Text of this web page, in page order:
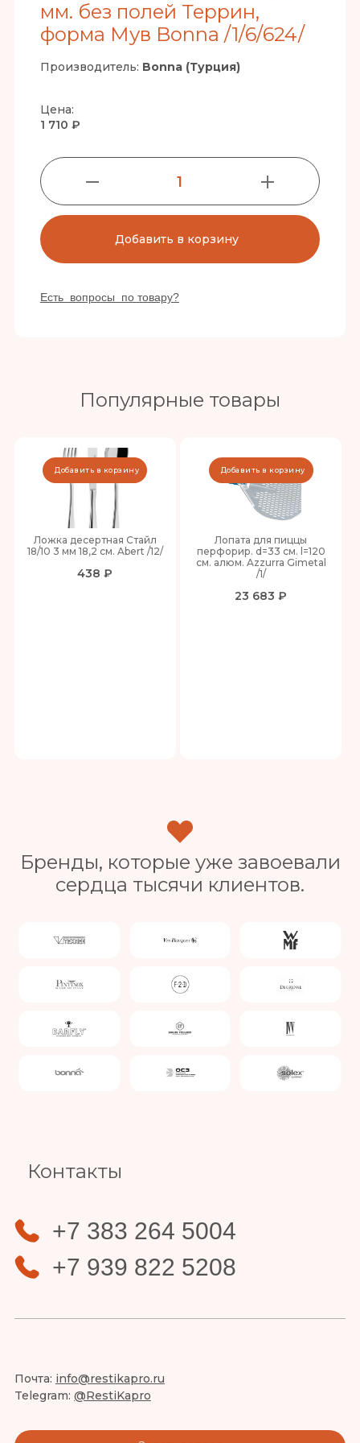
мм. без полей Террин,
форма Мув Bonna /1/6/624/
Производитель: Bonna (Турция)
Цена:
1 710 ₽
1
Добавить в корзину
Есть вопросы по товару?
Популярные товары
Ложка десертная Стайл
18/10 3 мм 18,2 см. Abert /12/
438 ₽
Добавить в корзину
Лопата для пиццы
перфорир. d=33 см. l=120
см. алюм. Azzurra Gimetal
/1/
23 683 ₽
Добавить в корзину
Бренды, которые уже завоевали
сердца тысячи клиентов.
Контакты
+7 383 264 5004
+7 939 822 5208
Почта: info@restikapro.ru
Telegram: @RestiKapro